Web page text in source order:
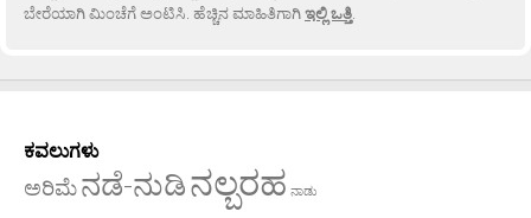
ಬೇರೆಯಾಗಿ ಮಿಂಚೆಗೆ ಅಂಟಿಸಿ. ಹೆಚ್ಚಿನ ಮಾಹಿತಿಗಾಗಿಇಲ್ಲಿ ಒತ್ತಿ.
ಕವಲುಗಳು
ಅರಿಮೆನಡೆ-ನುಡಿನಲ್ಬರಹ ನಾಡು